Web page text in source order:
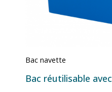
Bac navette